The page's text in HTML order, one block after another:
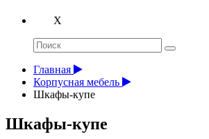
X
Главная
Корпусная мебель
Шкафы-купе
Шкафы-купе